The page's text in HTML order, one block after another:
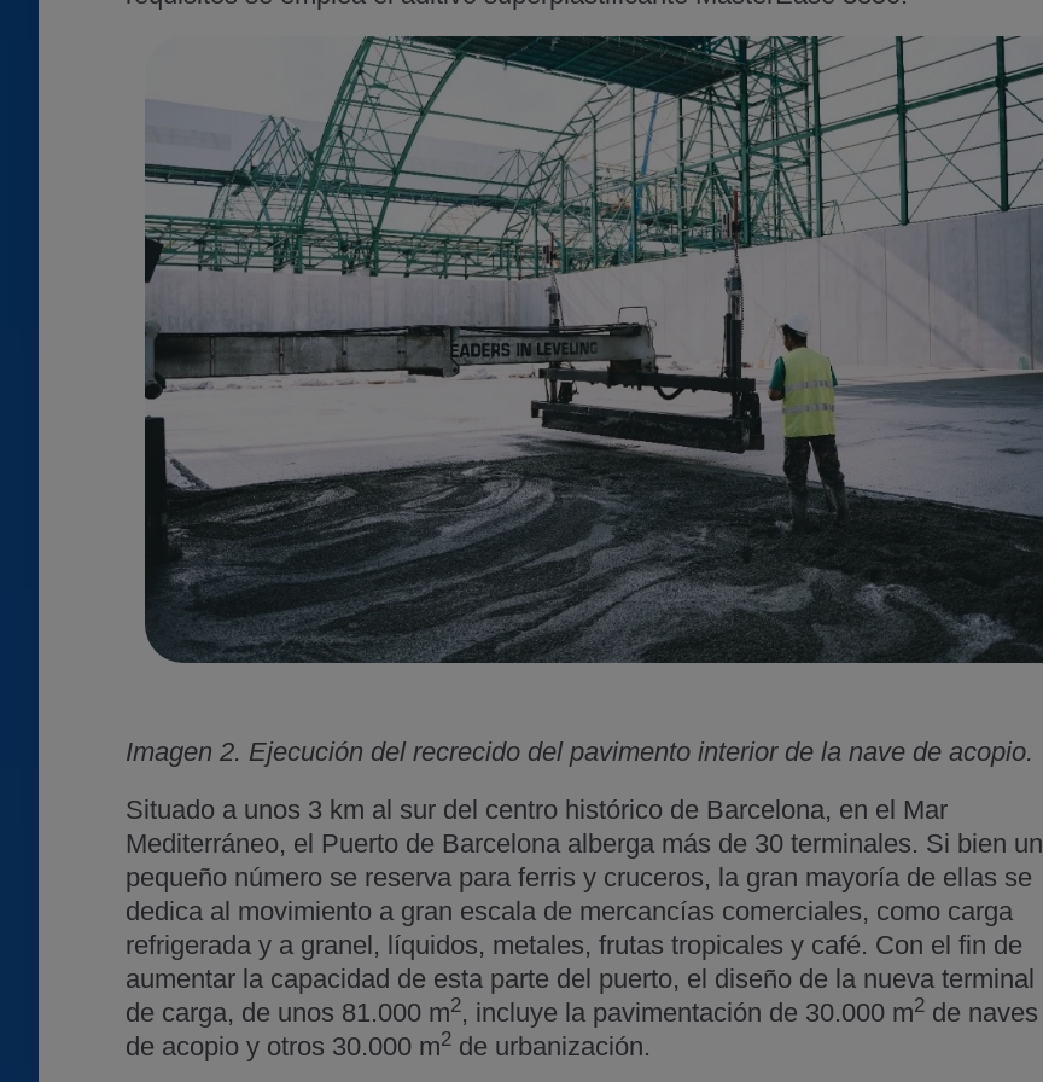
Imagen 2. Ejecución del recrecido del pavimento interior de la nave de acopio.
Situado a unos 3 km al sur del centro histórico de Barcelona, en el Mar
Mediterráneo, el Puerto de Barcelona alberga más de 30 terminales. Si bien un
pequeño número se reserva para ferris y cruceros, la gran mayoría de ellas se
dedica al movimiento a gran escala de mercancías comerciales, como carga
refrigerada y a granel, líquidos, metales, frutas tropicales y café. Con el fin de
aumentar la capacidad de esta parte del puerto, el diseño de la nueva terminal
de carga, de unos 81.000 m2, incluye la pavimentación de 30.000 m2 de naves
de acopio y otros 30.000 m2 de urbanización.